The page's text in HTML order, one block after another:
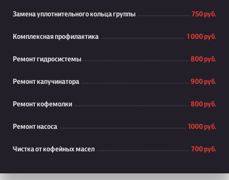
Замена уплотнительного кольца группы 750 руб.
Комплексная профилактика 1 000 руб.
Ремонт гидросистемы 800 руб.
Ремонт капучинатора 900 руб.
Ремонт кофемолки 800 руб.
Ремонт насоса 1000 руб.
Чистка от кофейных масел 700 руб.